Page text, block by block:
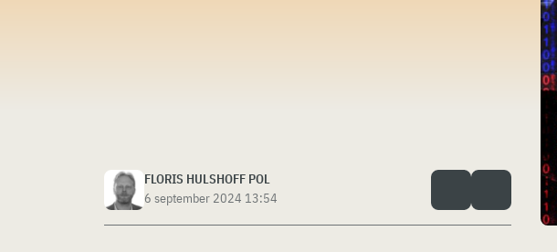
FLORIS HULSHOFF POL
6 september 2024 13:54